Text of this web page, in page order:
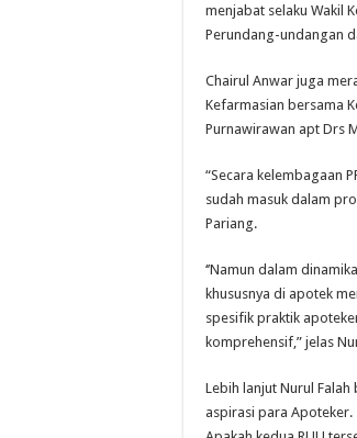
menjabat selaku Wakil
Perundang-undangan
Chairul Anwar juga
Kefarmasian bersama
Purnawirawan apt Drs
“Secara kelembagaan
sudah masuk dalam
Pariang.
‘’Namun dalam
khususnya di apotek
spesifik praktik
komprehensif,” jelas
Lebih lanjut Nurul
aspirasi para Apoteker.